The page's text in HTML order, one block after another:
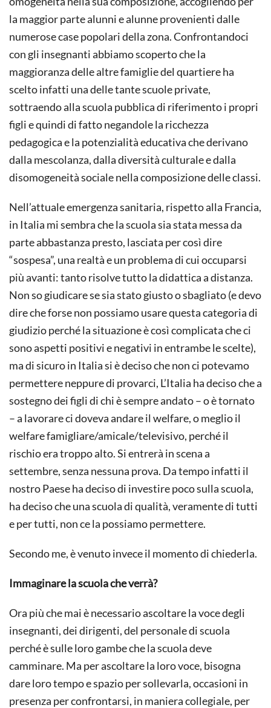
la maggior parte alunni e alunne provenienti dalle
numerose case popolari della zona. Confrontandoci
con gli insegnanti abbiamo scoperto che la
maggioranza delle altre famiglie del quartiere ha
scelto infatti una delle tante scuole private,
sottraendo alla scuola pubblica di riferimento i propri
figli e quindi di fatto negandole la ricchezza
pedagogica e la potenzialità educativa che derivano
dalla mescolanza, dalla diversità culturale e dalla
disomogeneità sociale nella composizione delle classi.
Nell’attuale emergenza sanitaria, rispetto alla Francia,
in Italia mi sembra che la scuola sia stata messa da
parte abbastanza presto, lasciata per così dire
“sospesa”, una realtà e un problema di cui occuparsi
più avanti: tanto risolve tutto la didattica a distanza.
Non so giudicare se sia stato giusto o sbagliato (e devo
dire che forse non possiamo usare questa categoria di
giudizio perché la situazione è così complicata che ci
sono aspetti positivi e negativi in entrambe le scelte),
ma di sicuro in Italia si è deciso che non ci potevamo
permettere neppure di provarci, L’Italia ha deciso che a
sostegno dei figli di chi è sempre andato – o è tornato
– a lavorare ci doveva andare il welfare, o meglio il
welfare famigliare/amicale/televisivo, perché il
rischio era troppo alto. Si entrerà in scena a
settembre, senza nessuna prova. Da tempo infatti il
nostro Paese ha deciso di investire poco sulla scuola,
ha deciso che una scuola di qualità, veramente di tutti
e per tutti, non ce la possiamo permettere.
Secondo me, è venuto invece il momento di chiederla.
Immaginare la scuola che verrà?
Ora più che mai è necessario ascoltare la voce degli
insegnanti, dei dirigenti, del personale di scuola
perché è sulle loro gambe che la scuola deve
camminare. Ma per ascoltare la loro voce, bisogna
dare loro tempo e spazio per sollevarla, occasioni in
presenza per confrontarsi, in maniera collegiale, per